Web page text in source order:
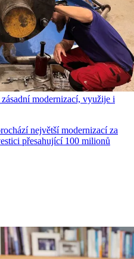
modernizací, využije i
největší modernizací za
přesahující 100 milionů